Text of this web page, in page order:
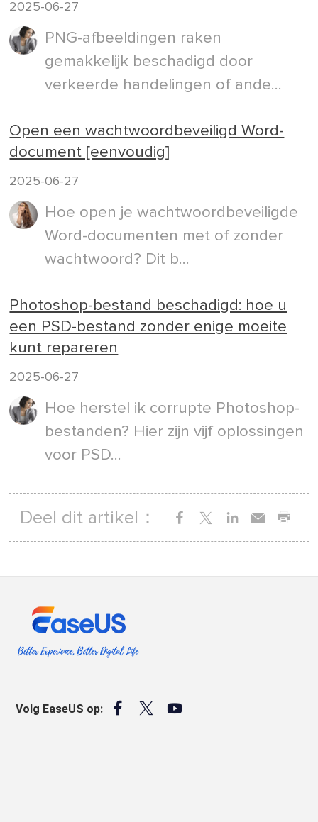
2025-06-27
PNG-afbeeldingen raken
gemakkelijk beschadigd door
verkeerde handelingen of ande...
Open een wachtwoordbeveiligd Word-
document [eenvoudig]
2025-06-27
Hoe open je wachtwoordbeveiligde
Word-documenten met of zonder
wachtwoord? Dit b...
Photoshop-bestand beschadigd: hoe u
een PSD-bestand zonder enige moeite
kunt repareren
2025-06-27
Hoe herstel ik corrupte Photoshop-
bestanden? Hier zijn vijf oplossingen
voor PSD...
Deel dit artikel：
Volg EaseUS op:   